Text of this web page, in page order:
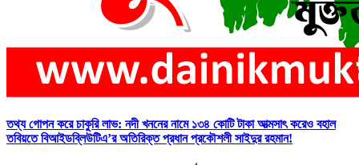
তথ্য গোপন করে চাকুরি লাভ: নদী খননের নামে ১৩৪ কোটি টাকা আত্মসাৎ করেও বহাল
তবিয়তে বিআইডব্লিউটিএ’র অতিরিক্ত প্রধান প্রকৌশলী সাইদুর রহমান!